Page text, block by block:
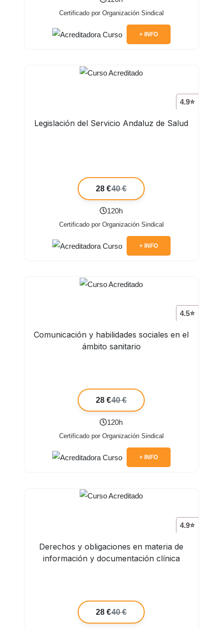
Certificado por Organización Sindical
+ INFO
4.9⭐
Legislación del Servicio Andaluz de Salud
28 €40 €
120h
Certificado por Organización Sindical
+ INFO
4.5⭐
Comunicación y habilidades sociales en el
ámbito sanitario
28 €40 €
120h
Certificado por Organización Sindical
+ INFO
4.9⭐
Derechos y obligaciones en materia de
información y documentación clínica
28 €40 €